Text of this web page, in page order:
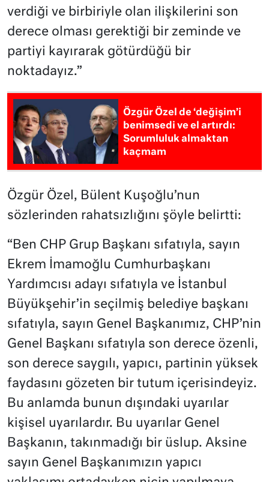
verdiği ve birbiriyle olan ilişkilerini son
derece olması gerektiği bir zeminde ve
partiyi kayırarak götürdüğü bir
noktadayız.”
Özgür Özel de ‘değişim’i
benimsedi ve el artırdı:
Sorumluluk almaktan
kaçmam
Özgür Özel, Bülent Kuşoğlu’nun
sözlerinden rahatsızlığını şöyle belirtti:
“Ben CHP Grup Başkanı sıfatıyla, sayın
Ekrem İmamoğlu Cumhurbaşkanı
Yardımcısı adayı sıfatıyla ve İstanbul
Büyükşehir’in seçilmiş belediye başkanı
sıfatıyla, sayın Genel Başkanımız, CHP’nin
Genel Başkanı sıfatıyla son derece özenli,
son derece saygılı, yapıcı, partinin yüksek
faydasını gözeten bir tutum içerisindeyiz.
Bu anlamda bunun dışındaki uyarılar
kişisel uyarılardır. Bu uyarılar Genel
Başkanın, takınmadığı bir üslup. Aksine
sayın Genel Başkanımızın yapıcı